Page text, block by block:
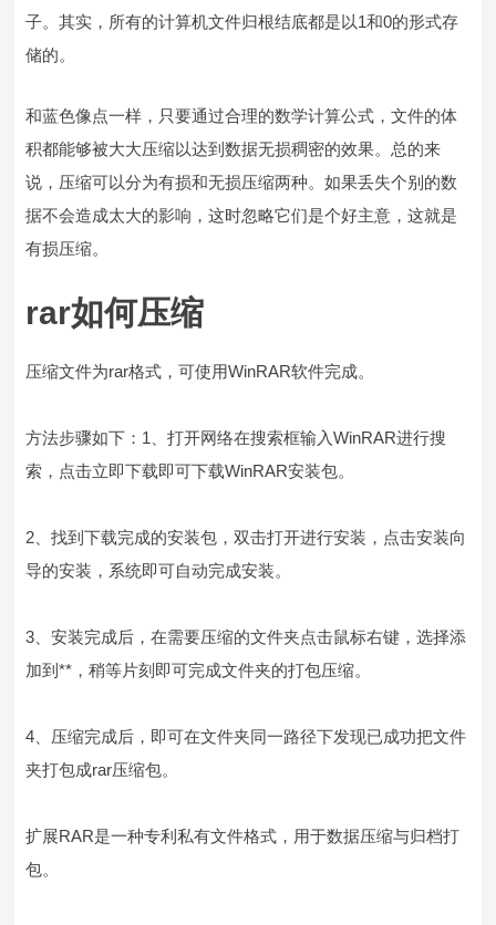
子。其实，所有的计算机文件归根结底都是以1和0的形式存
储的。
和蓝色像点一样，只要通过合理的数学计算公式，文件的体
积都能够被大大压缩以达到数据无损稠密的效果。总的来
说，压缩可以分为有损和无损压缩两种。如果丢失个别的数
据不会造成太大的影响，这时忽略它们是个好主意，这就是
有损压缩。
rar如何压缩
压缩文件为rar格式，可使用WinRAR软件完成。
方法步骤如下：1、打开网络在搜索框输入WinRAR进行搜
索，点击立即下载即可下载WinRAR安装包。
2、找到下载完成的安装包，双击打开进行安装，点击安装向
导的安装，系统即可自动完成安装。
3、安装完成后，在需要压缩的文件夹点击鼠标右键，选择添
加到**，稍等片刻即可完成文件夹的打包压缩。
4、压缩完成后，即可在文件夹同一路径下发现已成功把文件
夹打包成rar压缩包。
扩展RAR是一种专利私有文件格式，用于数据压缩与归档打
包。